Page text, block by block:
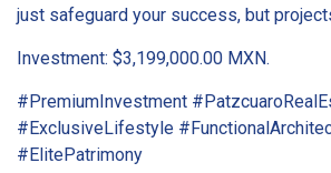
just safeguard your success, but
Investment: $3,199,000.00 MXN.
#PremiumInvestment
#ExclusiveLifestyle
#ElitePatrimony